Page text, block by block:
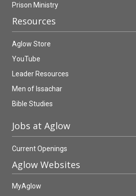
Prison Ministry
Resources
Aglow Store
YouTube
Leader Resources
Men of Issachar
Bible Studies
Jobs at Aglow
Current Openings
Aglow Websites
MyAglow